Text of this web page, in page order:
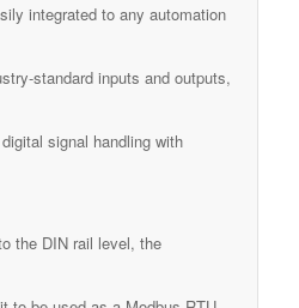
integrated to any automation
standard inputs and outputs,
signal handling with
the DIN rail level, the